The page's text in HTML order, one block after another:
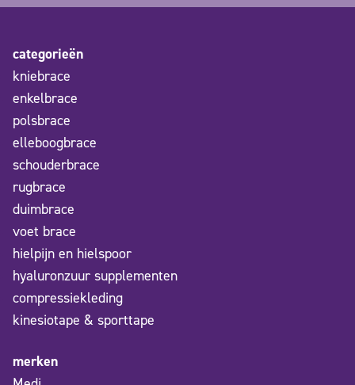
categorieën
kniebrace
enkelbrace
polsbrace
elleboogbrace
schouderbrace
rugbrace
duimbrace
voet brace
hielpijn en hielspoor
hyaluronzuur supplementen
compressiekleding
kinesiotape & sporttape
merken